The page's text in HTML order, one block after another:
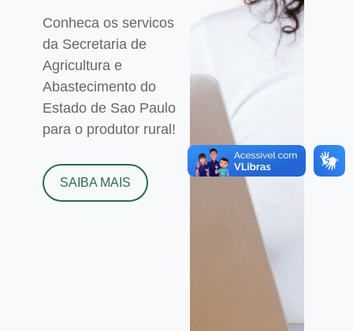
Conheca os servicos
da Secretaria de
Agricultura e
Abastecimento do
Estado de Sao Paulo
para o produtor rural!
SAIBA MAIS